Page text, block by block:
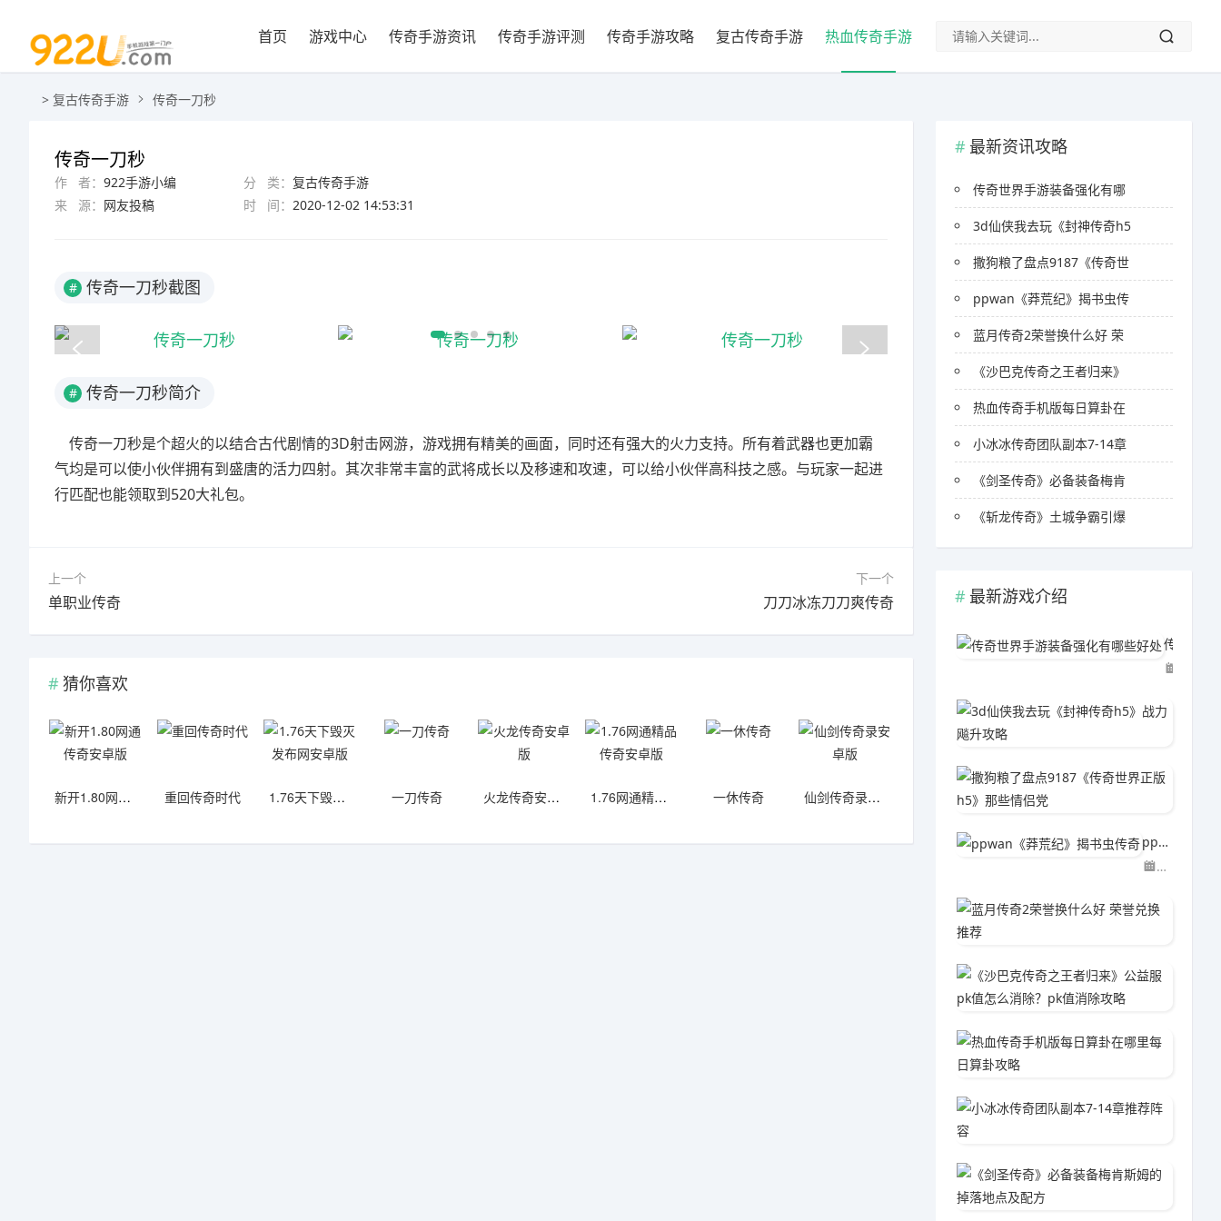
首页 游戏中心 传奇手游资讯 传奇手游评测 传奇手游攻略 复古传奇手游 热血传奇手游
> 复古传奇手游 传奇一刀秒
传奇一刀秒
作 者： 922手游小编 分 类： 复古传奇手游
来 源： 网友投稿 时 间： 2020-12-02 14:53:31
# 传奇一刀秒截图
# 传奇一刀秒简介
传奇一刀秒是个超火的以结合古代剧情的3D射击网游，游戏拥有精美的画面，同时还有强大的火力支持。所有着武器也更加霸
气均是可以使小伙伴拥有到盛唐的活力四射。其次非常丰富的武将成长以及移速和攻速，可以给小伙伴高科技之感。与玩家一起进
行匹配也能领取到520大礼包。
上一个
单职业传奇
下一个
刀刀冰冻刀刀爽传奇
猜你喜欢
新开1.80网通传奇安卓版 重回传奇时代 1.76天下毁灭发布网安卓版 一刀传奇 火龙传奇安卓版 1.76网通精品传奇安卓版 一休传奇 仙剑传奇录安卓版
最新资讯攻略
传奇世界手游装备强化有哪
3d仙侠我去玩《封神传奇h5
撒狗粮了盘点9187《传奇世
ppwan《莽荒纪》揭书虫传
蓝月传奇2荣誉换什么好 荣
《沙巴克传奇之王者归来》
热血传奇手机版每日算卦在
小冰冰传奇团队副本7-14章
《剑圣传奇》必备装备梅肯
《斩龙传奇》土城争霸引爆
最新游戏介绍
ppwan《莽荒纪》揭书虫传奇
03-29